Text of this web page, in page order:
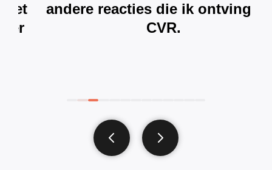
andere reacties die ik ontving van
CVR.